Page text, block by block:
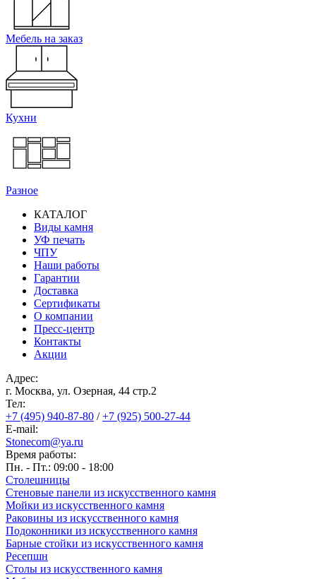
Мебель на заказ
Кухни
Разное
Основная
навигация
КАТАЛОГ
Виды камня
УФ печать
ЧПУ
Наши работы
Гарантии
Доставка
Сертификаты
О компании
Пресс-центр
Контакты
Акции
Адрес:
г. Москва, ул. Озерная, 44 cтр.2
Тел:
+7 (495) 940-87-80 /+7 (925) 500-27-44
E-mail:
Stonecom@ya.ru
Время работы:
Пн. - Пт.: 09:00 - 18:00
Столешницы
Стеновые панели из искусственного камня
Мойки из искусственного камня
Раковины из искусственного камня
Подоконники из искусственного камня
Барные стойки из искусственного камня
Ресепшн
Cтолы из искусственного камня